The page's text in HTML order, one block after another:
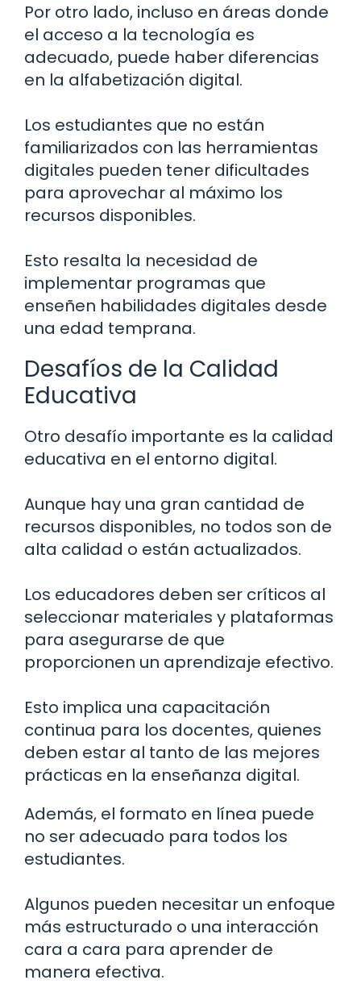
Por otro lado, incluso en áreas donde
el acceso a la tecnología es
adecuado, puede haber diferencias
en la alfabetización digital.
Los estudiantes que no están
familiarizados con las herramientas
digitales pueden tener dificultades
para aprovechar al máximo los
recursos disponibles.
Esto resalta la necesidad de
implementar programas que
enseñen habilidades digitales desde
una edad temprana.
Desafíos de la Calidad
Educativa
Otro desafío importante es la calidad
educativa en el entorno digital.
Aunque hay una gran cantidad de
recursos disponibles, no todos son de
alta calidad o están actualizados.
Los educadores deben ser críticos al
seleccionar materiales y plataformas
para asegurarse de que
proporcionen un aprendizaje efectivo.
Esto implica una capacitación
continua para los docentes, quienes
deben estar al tanto de las mejores
prácticas en la enseñanza digital.
Además, el formato en línea puede
no ser adecuado para todos los
estudiantes.
Algunos pueden necesitar un enfoque
más estructurado o una interacción
cara a cara para aprender de
manera efectiva.